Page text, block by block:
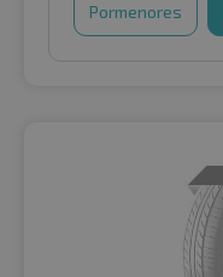
Pormenores